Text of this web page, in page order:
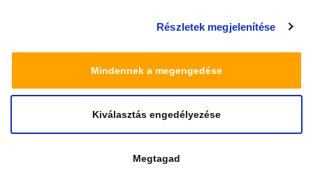
média-, hirdető- és elemező partnereinkkel megosztjuk az
amelyeket Ön adott meg számukra vagy az Ön által
használt más szolgáltatásokból gyűjtöttek.
Részletek megjelenítése
Mindennek a megengedése
Kiválasztás engedélyezése
Megtagad